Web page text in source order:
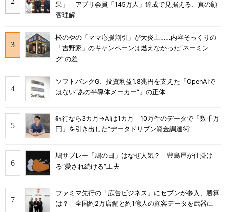
果」 アプリ会員「145万人」達成で見据える、真の顧
客理解
松のやの「ママ応援割引」が大炎上……内容そっくりの
「吉野家」のキャンペーンは燃えなかった“ネーミン
グ”の差
ソフトバンクG、投資利益1.8兆円を支えた「OpenAIで
はない“あの半導体メーカー”」の正体
銀行なら3カ月→AIは1カ月 10万件のデータで「数千万
円」を引き出した“データドリブン資金調達術”
鳩サブレー「鳩の日」はなぜ人気？ 豊島屋が仕掛け
る“愛され続ける”工夫
ファミマ先行の「広告ビジネス」にセブンが参入、勝算
は？ 全国約2万店舗と約1億人の顧客データを武器に